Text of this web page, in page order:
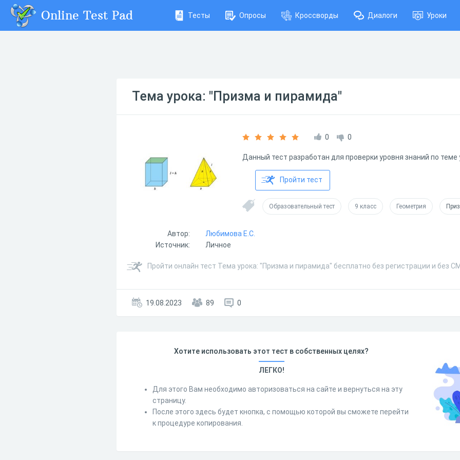
Online Test Pad Тесты Опросы Кроссворды Диалоги Уроки
Тема урока: "Призма и пирамида"
0 0
Данный тест разработан для проверки уровня знаний по
Пройти тест
Образовательный тест 9 класс Геометрия
Автор:
Любимова Е.С.
Источник:
Личное
Пройти онлайн тест Тема урока: "Призма и пирамида" бесплатно без регистрации и без
19.08.2023 89 0
Хотите использовать этот тест в собственных целях?
ЛЕГКО!
Для этого Вам необходимо авторизоваться на сайте и вернуться на эту
страницу.
После этого здесь будет кнопка, с помощью которой вы сможете перейти
к процедуре копирования.